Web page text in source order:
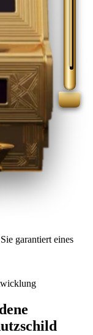
garantiert eines